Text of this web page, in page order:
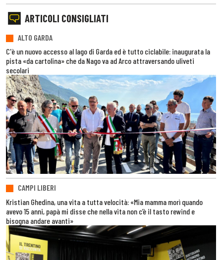
ARTICOLI CONSIGLIATI
ALTO GARDA
C'è un nuovo accesso al lago di Garda ed è tutto ciclabile: inaugurata la
pista «da cartolina» che da Nago va ad Arco attraversando uliveti
secolari
CAMPI LIBERI
Kristian Ghedina, una vita a tutta velocità: «Mia mamma morì quando
avevo 15 anni, papà mi disse che nella vita non c’è il tasto rewind e
bisogna andare avanti»